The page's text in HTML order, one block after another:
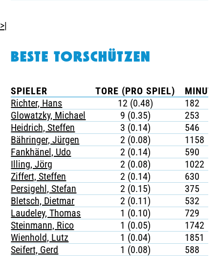
>|
BESTE TORSCHÜTZEN
SPIELER TORE (PRO SPIEL)
Richter, Hans
12 (0.48)
182
Glowatzky, Michael
9 (0.35)
253
Heidrich, Steffen
3 (0.14)
546
Bähringer, Jürgen
2 (0.08)
1158
Fankhänel, Udo
2 (0.14)
590
Illing, Jörg
2 (0.08)
1022
Ziffert, Steffen
2 (0.14)
630
Persigehl, Stefan
2 (0.15)
375
Bletsch, Dietmar
2 (0.11)
532
Laudeley, Thomas
1 (0.10)
729
Steinmann, Rico
1 (0.05)
1742
Wienhold, Lutz
1 (0.04)
1851
Seifert, Gerd
1 (0.08) 588